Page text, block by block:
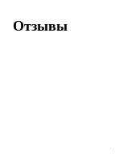
Отзывы